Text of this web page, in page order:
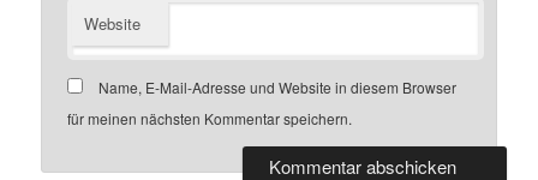
Website
Name, E-Mail-Adresse und Website in diesem Browser
für meinen nächsten Kommentar speichern.